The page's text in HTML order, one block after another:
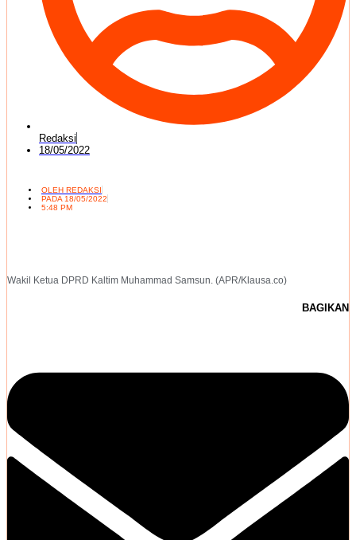
Redaksi
18/05/2022
OLEH REDAKSI
PADA18/05/2022
5:48 PM
Wakil Ketua DPRD Kaltim Muhammad Samsun. (APR/Klausa.co)
BAGIKAN